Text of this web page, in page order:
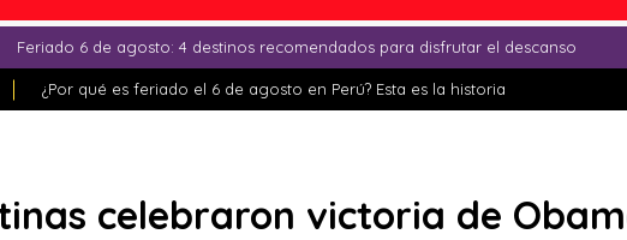
Feriado 6 de agosto: 4 destinos recomendados para disfrutar el descanso
¿Por qué es feriado el 6 de agosto en Perú? Esta es la historia
celebraron victoria de